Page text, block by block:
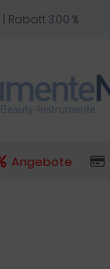
| Rabatt 3.00 %
Angebote